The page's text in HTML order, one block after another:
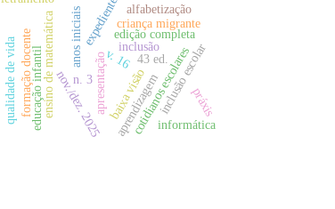
edição completa
v. 16
n. 3
nov./dez. 2025
43 ed.
expediente
apresentação
ensino de matemática cotidianos escolares
inclusão escolar
baixa visão
educação infantil
criança migrante
inclusão
alfabetização
informática
anos iniciais
formação docente práxis
qualidade de vida aprendizagem